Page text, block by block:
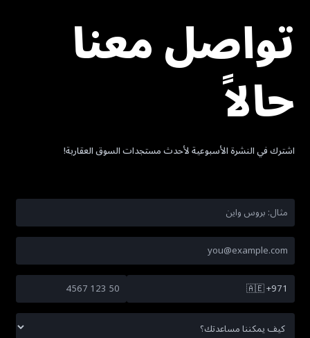
تواصل معنا
حالاً
اشترك في النشرة الأسبوعية لأحدث مستجدات السوق العقارية!
🇦🇪+971